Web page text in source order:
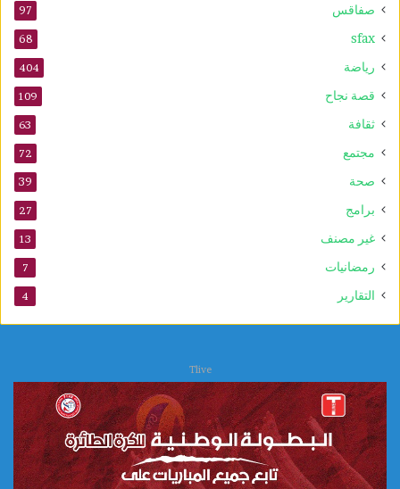
صفاقس 97
sfax
68
رياضة 404
قصة نجاح 109
ثقافة 63
مجتمع 72
صحة 39
برامج 27
غير مصنف 13
رمضانيات 7
التقارير 4
Tlive